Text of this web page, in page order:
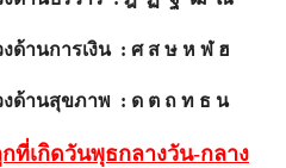
ด้านการเงิน : ศ ส ษ ห ฬ ฮ
ด้านสุขภาพ : ด ต ถ ท ธ น
ที่เกิดวันพุธกลางวัน-กลาง